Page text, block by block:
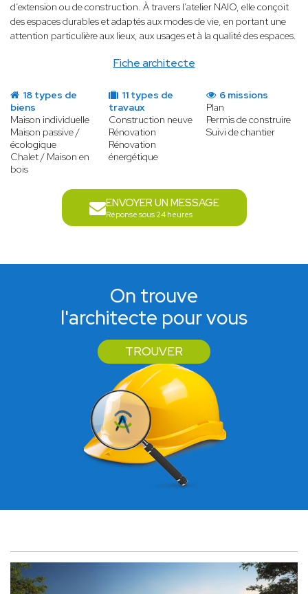
Fiche architecte
d’extension ou de construction. À travers l’atelier NAIO, elle conçoit
des espaces durables et adaptés aux modes de vie, en portant une
attention particulière aux lieux, aux usages et à la qualité des espaces.
18 types de
biens
Maison individuelle
Maison passive /
écologique
Chalet / Maison en
bois
11 types de
travaux
Construction neuve
Rénovation
Rénovation
énergétique
6 missions
Plan
Permis de construire
Suivi de chantier
ENVOYER UN MESSAGE
Réponse sous 24 heures
On trouve
l'architecte pour vous
TROUVER